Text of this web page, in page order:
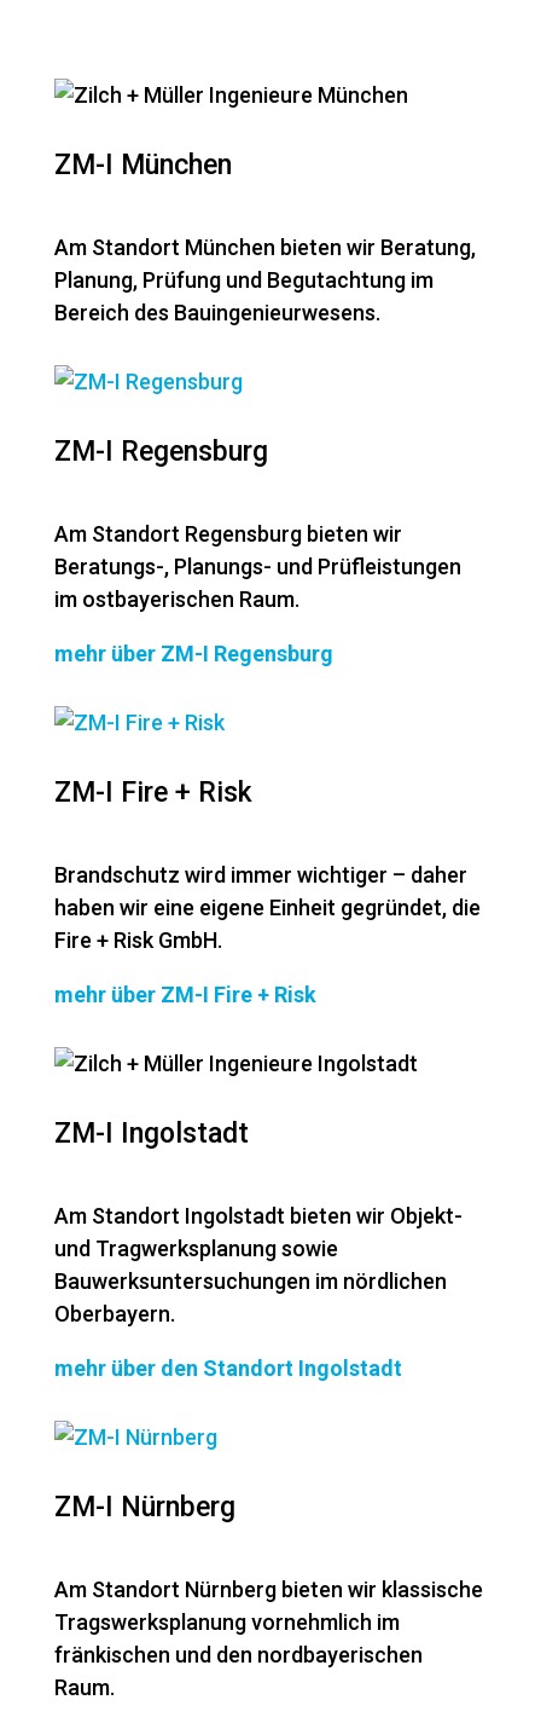
ZM-I München
Am Standort München bieten wir Beratung,
Planung, Prüfung und Begutachtung im
Bereich des Bauingenieurwesens.
ZM-I Regensburg
Am Standort Regensburg bieten wir
Beratungs-, Planungs- und Prüfleistungen
im ostbayerischen Raum.
mehr über ZM-I Regensburg
ZM-I Fire + Risk
Brandschutz wird immer wichtiger – daher
haben wir eine eigene Einheit gegründet, die
Fire + Risk GmbH.
mehr über ZM-I Fire + Risk
ZM-I Ingolstadt
Am Standort Ingolstadt bieten wir Objekt-
und Tragwerksplanung sowie
Bauwerksuntersuchungen im nördlichen
Oberbayern.
mehr über den Standort Ingolstadt
ZM-I Nürnberg
Am Standort Nürnberg bieten wir klassische
Tragswerksplanung vornehmlich im
fränkischen und den nordbayerischen
Raum.